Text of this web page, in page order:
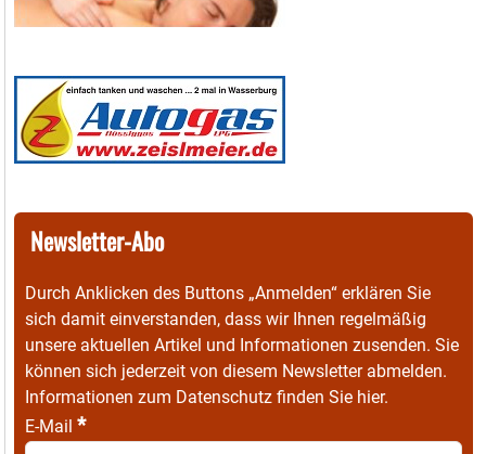
Newsletter-Abo
Durch Anklicken des Buttons „Anmelden“ erklären Sie
sich damit einverstanden, dass wir Ihnen regelmäßig
unsere aktuellen Artikel und Informationen zusenden. Sie
können sich jederzeit von diesem Newsletter abmelden.
Informationen zum Datenschutz finden Sie hier.
E-Mail *